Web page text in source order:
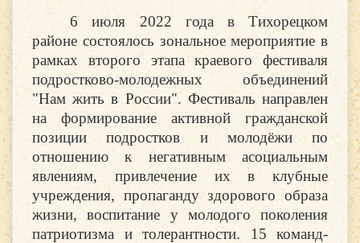
6 июля 2022 года в Тихорецком
районе состоялось зональное мероприятие в
рамках второго этапа краевого фестиваля
подростково-молодежных объединений
"Нам жить в России". Фестиваль направлен
на формирование активной гражданской
позиции подростков и молодёжи по
отношению к негативным асоциальным
явлениям, привлечение их в клубные
учреждения, пропаганду здорового образа
жизни, воспитание у молодого поколения
патриотизма и толерантности. 15 команд-